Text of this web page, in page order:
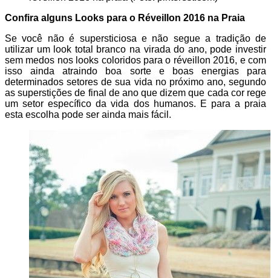
Confira alguns Looks para o Réveillon 2016 na Praia
Se você não é supersticiosa e não segue a tradição de
utilizar um look total branco na virada do ano, pode investir
sem medos nos looks coloridos para o réveillon 2016, e com
isso ainda atraindo boa sorte e boas energias para
determinados setores de sua vida no próximo ano, segundo
as superstições de final de ano que dizem que cada cor rege
um setor específico da vida dos humanos. E para a praia
esta escolha pode ser ainda mais fácil.